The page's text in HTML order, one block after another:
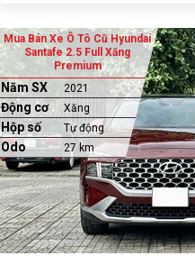
Mua Bán Xe Ô Tô Cũ Hyundai
Santafe 2.5 Full Xăng
Premium
Năm SX 2021
Động cơ Xăng
Hộp số Tự động
Odo 27 km